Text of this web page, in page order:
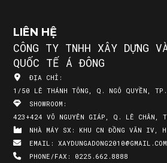
LIÊN HỆ
CÔNG TY TNHH XÂY DỰNG
QUỐC TẾ Á ĐÔNG
ĐỊA CHỈ:
1/50 LÊ THÁNH TÔNG, Q. NGÔ QUYỀN,
SHOWROOM:
423+424 VÕ NGUYÊN GIÁP, Q. LÊ CHÂN,
NHÀ MÁY SX: KHU CN ĐỒNG VĂN IV,
EMAIL: XAYDUNGADONG2010@GMAIL.COM
PHONE/FAX: 0225.662.8888